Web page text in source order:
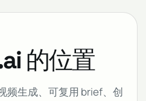
的位置
频生成、可复用 brief、创